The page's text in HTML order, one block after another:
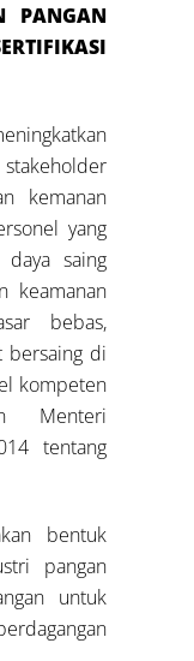
PANGAN
kemanan
yang
daya saing
keamanan
bebas,
bersaing di
kompeten
Menteri
tentang
bentuk
pangan
untuk